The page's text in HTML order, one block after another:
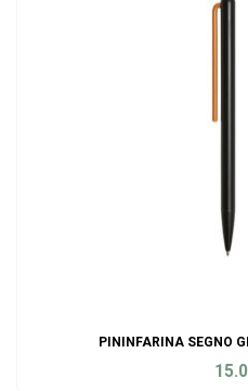
PININFARINA SEGNO